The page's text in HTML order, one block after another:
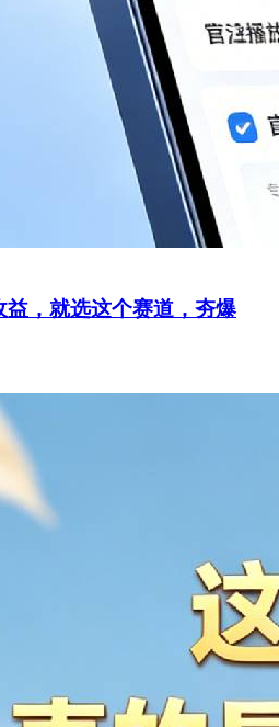
益，就选这个赛道，夯爆